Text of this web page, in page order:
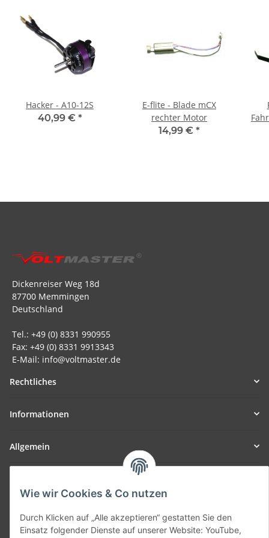
Wie wir Cookies & Co nutzen
Durch Klicken auf „Alle akzeptieren“ gestatten Sie den
Einsatz folgender Dienste auf unserer Website: YouTube,
Hacker - A10-12S
40,99 € *
E-flite - Blade mCX
rechter Motor
14,99 € *
Dickenreiser Weg 18d
87700 Memmingen
Deutschland
Tel.: +49 (0) 8331 990955
Fax: +49 (0) 8331 9913343
E-Mail: info@voltmaster.de
Rechtliches
Informationen
Allgemein
SmoliTec - Safety. Simplified. Worldwide. ( B2B Shop )
Vertrag widerrufen